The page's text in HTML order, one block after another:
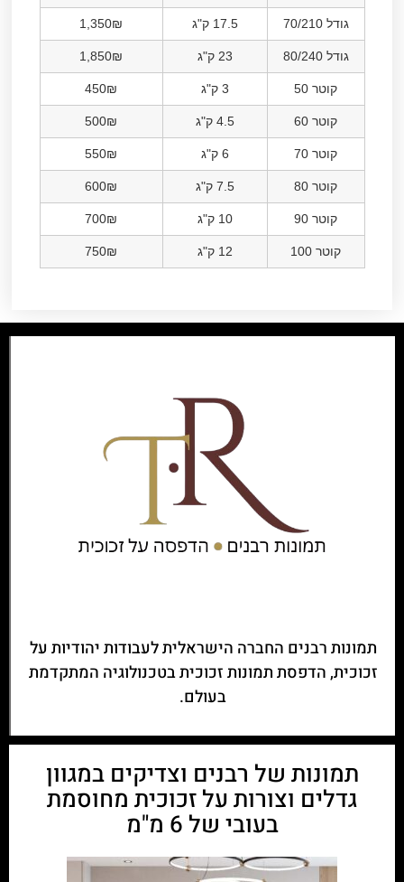
גודל 70/210 17.5 ק"ג 1,350₪
גודל 80/240 23 ק"ג 1,850₪
קוטר 50 3 ק"ג 450₪
קוטר 60 4.5 ק"ג 500₪
קוטר 70 6 ק"ג 550₪
קוטר 80 7.5 ק"ג 600₪
קוטר 90 10 ק"ג 700₪
קוטר 100 12 ק"ג 750₪
תמונות רבנים החברה הישראלית לעבודות יהודיות על
זכוכית, הדפסת תמונות זכוכית בטכנולוגיה המתקדמת
בעולם.
תמונות של רבנים וצדיקים במגוון
גדלים וצורות על זכוכית מחוסמת
בעובי של 6 מ"מ